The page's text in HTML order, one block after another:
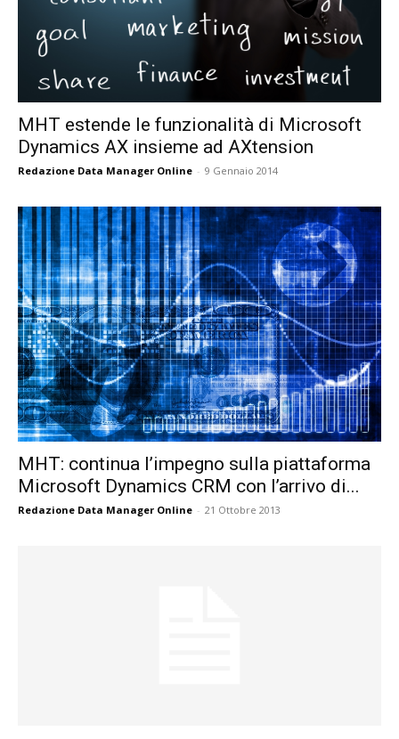
MHT estende le funzionalità di Microsoft
Dynamics AX insieme ad AXtension
Redazione Data Manager Online - 9 Gennaio 2014
MHT: continua l’impegno sulla piattaforma
Microsoft Dynamics CRM con l’arrivo di...
Redazione Data Manager Online - 21 Ottobre 2013